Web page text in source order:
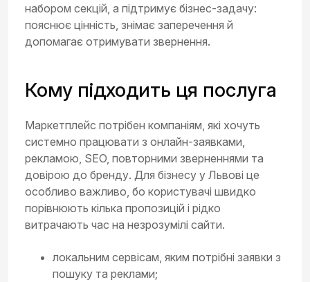
набором секцій, а підтримує бізнес-задачу:
пояснює цінність, знімає заперечення й
допомагає отримувати звернення.
Кому підходить ця послуга
Маркетплейс потрібен компаніям, які хочуть
системно працювати з онлайн-заявками,
рекламою, SEO, повторними зверненнями та
довірою до бренду. Для бізнесу у Львові це
особливо важливо, бо користувачі швидко
порівнюють кілька пропозицій і рідко
витрачають час на незрозумілі сайти.
локальним сервісам, яким потрібні заявки з
пошуку та реклами;